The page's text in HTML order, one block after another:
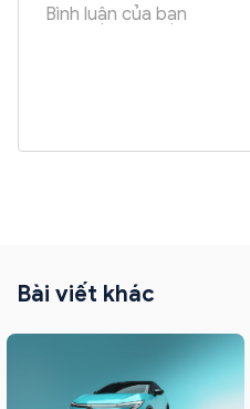
Bài viết khác